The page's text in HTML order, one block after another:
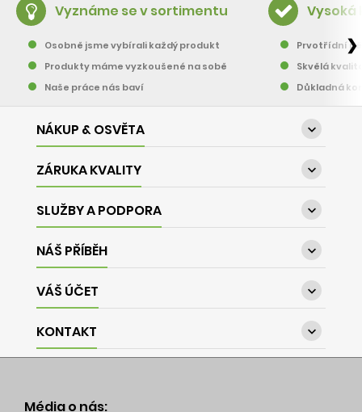
Vyznáme se v sortimentu
Osobně jsme vybírali každý produkt
Produkty máme vyzkoušené na sobě
Naše práce nás baví
Vysoká
Prvotřídní
Skvělá
Důkladná
❯
NÁKUP & OSVĚTA 
ZÁRUKA KVALITY 
SLUŽBY A PODPORA 
NÁŠ PŘÍBĚH 
VÁŠ ÚČET 
KONTAKT 
Média o nás: